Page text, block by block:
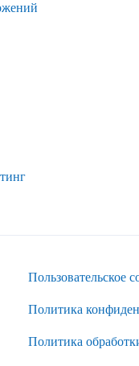
Пользовательское
Политика
Политика